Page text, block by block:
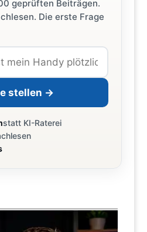
geprüften Beiträgen.
Die erste Frage
stellen →
statt KI-Raterei